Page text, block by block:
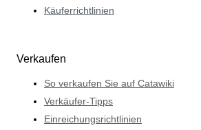
Käuferrichtlinien
Verkaufen
So verkaufen Sie auf Catawiki
Verkäufer-Tipps
Einreichungsrichtlinien